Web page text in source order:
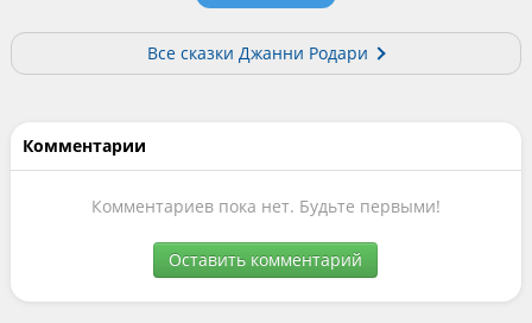
Все сказки Джанни Родари
Комментарии
Комментариев пока нет. Будьте первыми!
Оставить комментарий